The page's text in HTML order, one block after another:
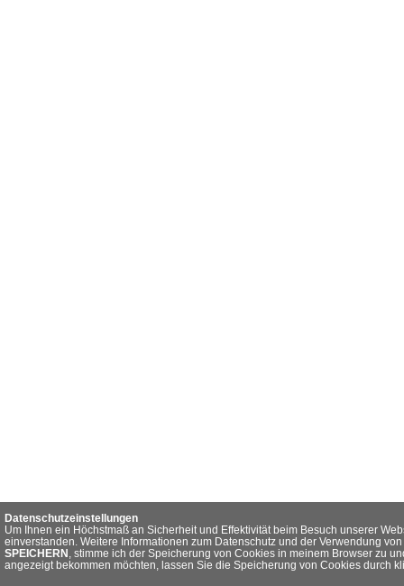
Datenschutzeinstellungen
Um Ihnen ein Höchstmaß an Sicherheit und Effektivität beim Besuch unserer
einverstanden. Weitere Informationen zum Datenschutz und der Verwendung
SPEICHERN , stimme ich der Speicherung von Cookies in meinem Browser zu
angezeigt bekommen möchten, lassen Sie die Speicherung von Cookies durch